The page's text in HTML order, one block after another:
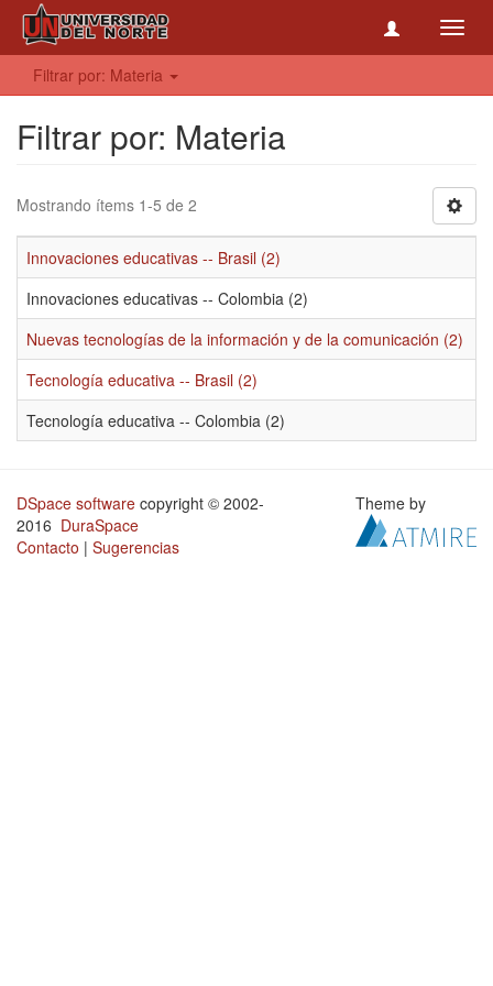
Filtrar por: Materia
Filtrar por: Materia
Mostrando ítems 1-5 de 2
Innovaciones educativas -- Brasil (2)
Innovaciones educativas -- Colombia (2)
Nuevas tecnologías de la información y de la comunicación (2)
Tecnología educativa -- Brasil (2)
Tecnología educativa -- Colombia (2)
DSpace software copyright © 2002-
2016 DuraSpace
Contacto | Sugerencias
Theme by